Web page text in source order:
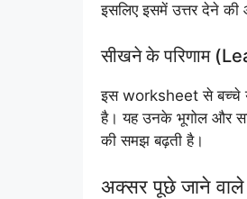
इसलिए इसमें उत्तर देने की
सीखने के परिणाम
इस worksheet से बच्चे
है। यह उनके भूगोल और
की समझ बढ़ती है।
अक्सर पूछे जाने